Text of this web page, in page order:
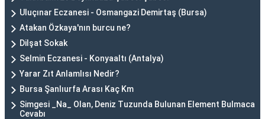
Uluçınar Eczanesi - Osmangazi Demirtaş (Bursa)
Atakan Özkaya'nın burcu ne?
Dilşat Sokak
Selmin Eczanesi - Konyaaltı (Antalya)
Yarar Zıt Anlamlısı Nedir?
Bursa Şanlıurfa Arası Kaç Km
Simgesi _Na_ Olan, Deniz Tuzunda Bulunan Element Bulmaca
Cevabı